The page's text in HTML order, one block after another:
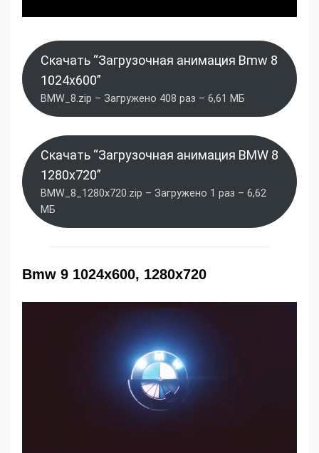
Скачать “Загрузочная анимация Bmw 8
1024x600”
BMW_8.zip – Загружено 408 раз – 6,61 МБ
Скачать “Загрузочная анимация BMW 8
1280x720”
BMW_8_1280x720.zip – Загружено 1 раз – 6,62
МБ
Bmw 9 1024x600, 1280x720